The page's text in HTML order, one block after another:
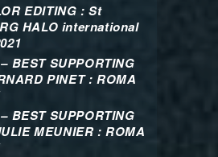
EDITING : St
HALO international
BEST SUPPORTING
PINET : ROMA
BEST SUPPORTING
MEUNIER : ROMA